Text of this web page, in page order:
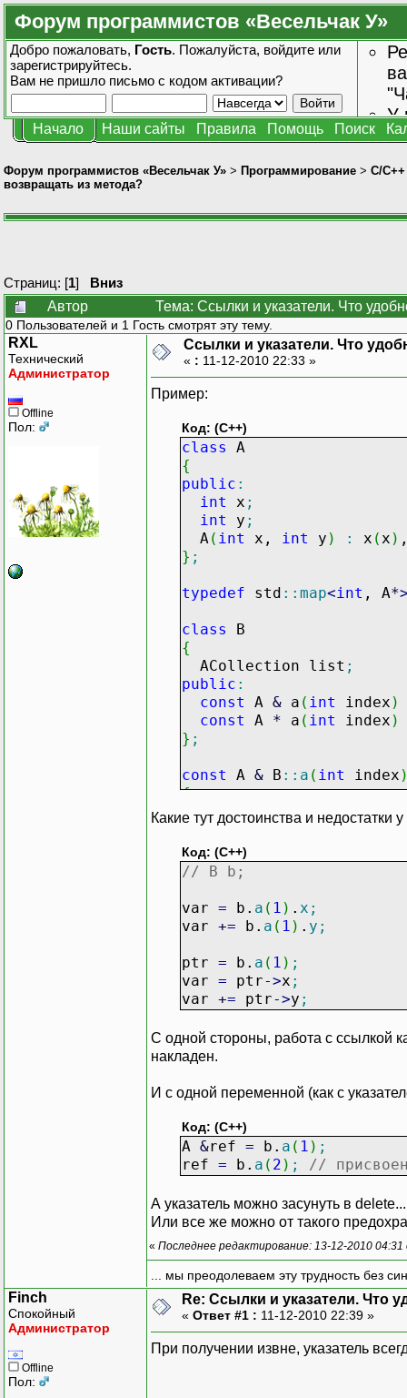
Форум программистов «Весельчак У»
Добро пожаловать, Гость. Пожалуйста, войдите или
зарегистрируйтесь.
Вам не пришло письмо с кодом активации?
У
Начало Наши сайты Правила Помощь Поиск
Форум программистов «Весельчак У» > Программирование > C/C++
возвращать из метода?
Страниц: [1] Вниз
Автор
Тема: Ссылки и указатели. Что
0 Пользователей и 1 Гость смотрят эту тему.
RXL
Технический
Администратор
Offline
Пол:
Ссылки и указатели. Что
« : 11-12-2010 22:33 »
Пример:
Код: (C++)
class
A
{
public :
int
x ;
int
y ;
A ( int x, int y ) : x ( x )
} ;
typedef std :: map<int , A*
class
B
{
ACollection list ;
public :
const
A & a ( int index )
const
A * a ( int index )
} ;
const A & B :: a ( int index
{
return
*(list [index]);
constA*B::a(intindex
return list [ index
}
Какие тут достоинства и недостатки
Код: (C++)
// B b;
var = b. a ( 1 ) . x ;
var += b. a ( 1 ) . y ;
ptr = b. a ( 1 ) ;
var = ptr->x ;
var += ptr->y ;
С одной стороны, работа с ссылкой
накладен.
И с одной переменной (как с
Код: (C++)
A &ref = b. a ( 1 ) ;
ref = b. a ( 2 ) ; //
А указатель можно засунуть в delete...
Или все же можно от такого
« Последнее редактирование: 13-12-2010
... мы преодолеваем эту трудность без
Finch
Спокойный
Администратор
Offline
Пол:
Re: Ссылки и указатели. Что
« Ответ #1 : 11-12-2010 22:39 »
При получении извне, указатель